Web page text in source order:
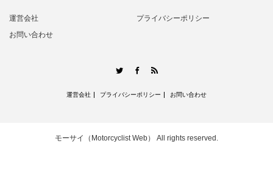
運営会社
プライバシーポリシー
お問い合わせ
TwitterFacebook
運営会社 プライバシーポリシー お問い合わせ
モーサイ（Motorcyclist Web） All rights reserved.